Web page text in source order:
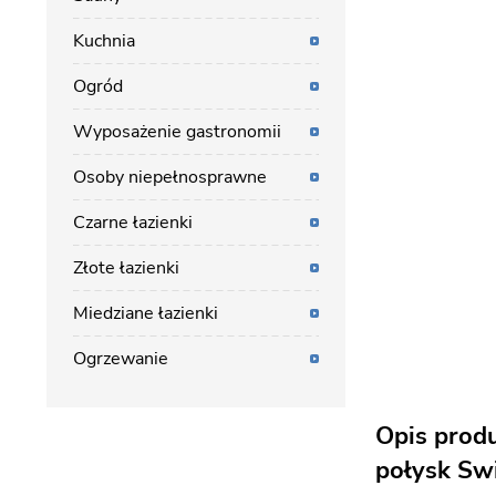
Opis
połysk
Kuchnia
Ogród
Wyposażenie gastronomii
Osoby niepełnosprawne
Czarne łazienki
Złote łazienki
Miedziane łazienki
Ogrzewanie